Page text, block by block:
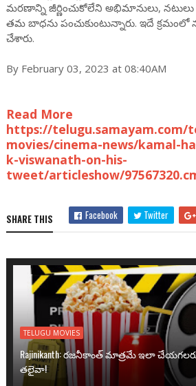
మరణాన్ని జీర్ణించుకోలేని అభిమానులు,
తమ బాధను పంచుకుంటున్నారు. ఇదే
చేశారు.
By February 03, 2023 at 08:40AM
Read More
https://telugu.samayam.com/
movies/cinema-news/kamal-
k-viswanath-on-his-
tweet/articleshow/
SHARE THIS Facebook Twitter
TELUGU MOVIES
Rajinikanth: రజనీకాంత్ మాత్రమే ఇలా
తలైవా!